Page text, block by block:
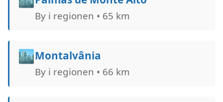
By i regionen • 65 km
🏙️Montalvânia
By i regionen • 66 km